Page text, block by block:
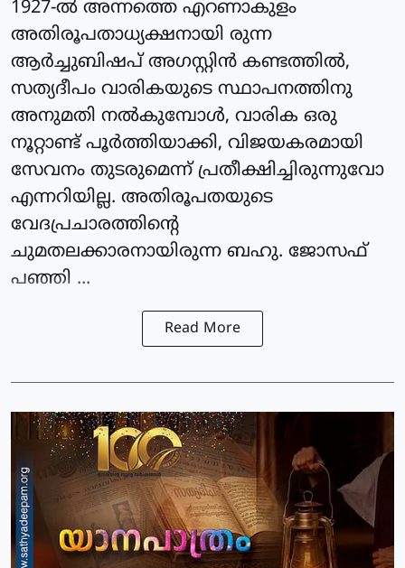
1927-ൽ അന്നത്തെ എറണാകുളം
അതിരൂപതാധ്യക്ഷനായി രുന്ന
ആർച്ചുബിഷപ് അഗസ്റ്റിൻ കണ്ടത്തിൽ,
സത്യദീപം വാരികയുടെ സ്ഥാപനത്തിനു
അനുമതി നൽകുമ്പോൾ, വാരിക ഒരു
നൂറ്റാണ്ട് പൂർത്തിയാക്കി, വിജയകരമായി
സേവനം തുടരുമെന്ന് പ്രതീക്ഷിച്ചിരുന്നുവോ
എന്നറിയില്ല. അതിരൂപതയുടെ
വേദപ്രചാരത്തിന്റെ
ചുമതലക്കാരനായിരുന്ന ബഹു. ജോസഫ്
പഞ്ഞി ...
Read More